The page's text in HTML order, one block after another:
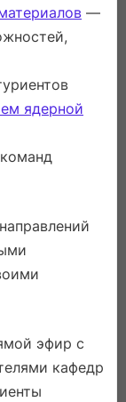
—
ядерной
эфир с
кафедр